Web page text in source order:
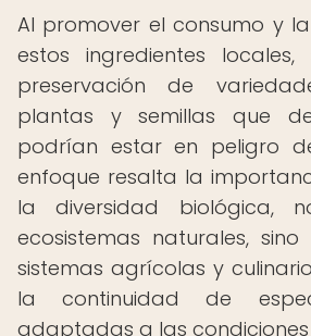
Al promover el consumo y
estos ingredientes
preservación de
plantas y semillas que
podrían estar en peligro
enfoque resalta la
la diversidad biológica,
ecosistemas naturales,
sistemas agrícolas y
la continuidad de
adaptadas a las condiciones